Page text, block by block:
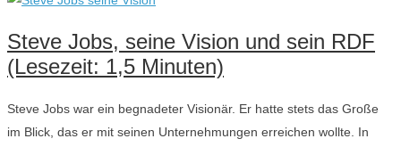
Steve Jobs, seine Vision und sein RDF
(Lesezeit: 1,5 Minuten)
Steve Jobs war ein begnadeter Visionär. Er hatte stets das Große
im Blick, das er mit seinen Unternehmungen erreichen wollte. In